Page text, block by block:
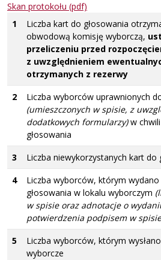
Skan protokołu (pdf)
1
Liczba kart do głosowania
obwodową komisję wyborczą,
przeliczeniu przed
z uwzględnieniem
otrzymanych z rezerwy
2
Liczba wyborców uprawnionych
(umieszczonych w spisie, z
dodatkowych formularzy)w
głosowania
3 Liczba niewykorzystanych kart do
4
Liczba wyborców, którym
głosowania w lokalu wyborczym
w spisie oraz adnotacje o
potwierdzenia podpisem w
5
Liczba wyborców, którym
wyborcze